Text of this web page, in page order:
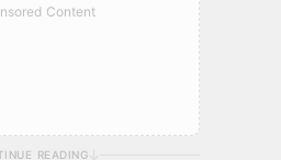
Content
READING